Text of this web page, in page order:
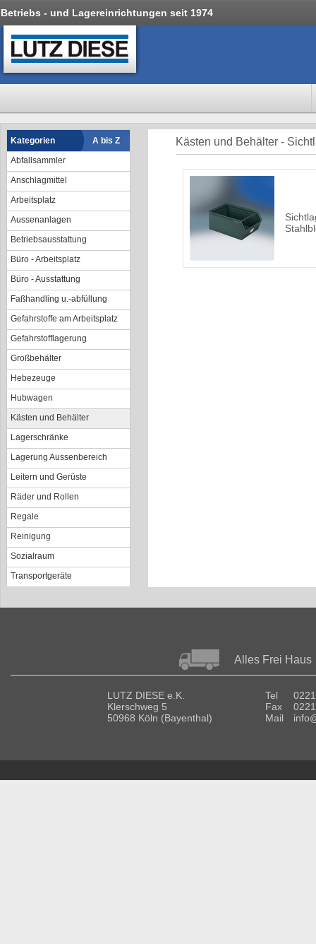
Betriebs - und Lagereinrichtungen seit 1974
Kategorien
A bis Z
Abfallsammler
Anschlagmittel
Arbeitsplatz
Aussenanlagen
Betriebsausstattung
Büro - Arbeitsplatz
Büro - Ausstattung
Faßhandling u.-abfüllung
Gefahrstoffe am Arbeitsplatz
Gefahrstofflagerung
Großbehälter
Hebezeuge
Hubwagen
Kästen und Behälter
Lagerschränke
Lagerung Aussenbereich
Leitern und Gerüste
Räder und Rollen
Regale
Reinigung
Sozialraum
Transportgeräte
Kästen und Behälter -
Alles Frei Haus
LUTZ DIESE e.K.
Klerschweg 5
50968 Köln (Bayenthal)
Tel
Fax
Mail